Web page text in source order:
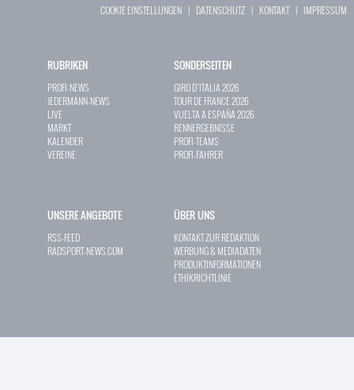
COOKIE EINSTELLUNGEN | DATENSCHUTZ | KONTAKT| IMPRESSUM
RUBRIKEN
PROFI-NEWS
JEDERMANN-NEWS
LIVE
MARKT
KALENDER
VEREINE
SONDERSEITEN
GIRO D`ITALIA 2026
TOUR DE FRANCE 2026
VUELTA A ESPAÑA 2026
RENNERGEBNISSE
PROFI-TEAMS
PROFI-FAHRER
UNSERE ANGEBOTE
RSS-FEED
RADSPORT-NEWS.COM
ÜBER UNS
KONTAKT ZUR REDAKTION
WERBUNG & MEDIADATEN
PRODUKTINFORMATIONEN
ETHIKRICHTLINIE